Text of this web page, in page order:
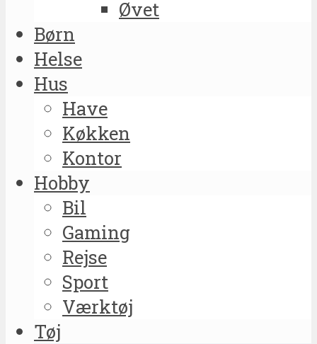
Øvet
Børn
Helse
Hus
Have
Køkken
Kontor
Hobby
Bil
Gaming
Rejse
Sport
Værktøj
Tøj